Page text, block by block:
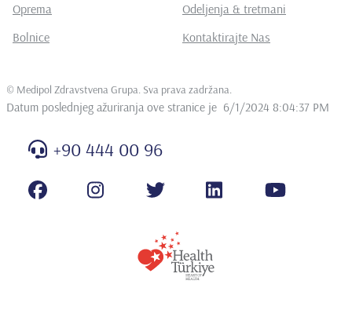
Oprema
Odeljenja & tretmani
Bolnice
Kontaktirajte Nas
© Medipol Zdravstvena Grupa. Sva prava zadržana.
Datum poslednjeg ažuriranja ove stranice je 6/1/2024 8:04:37 PM
+90 444 00 96